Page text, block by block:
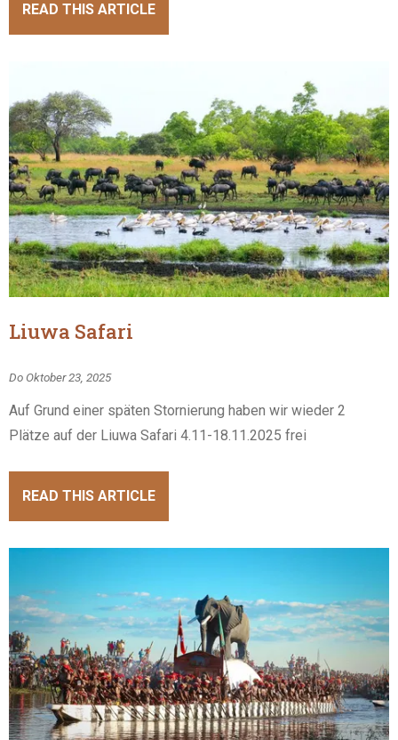
READ THIS ARTICLE
Liuwa Safari
Do Oktober 23, 2025
Auf Grund einer späten Stornierung haben wir wieder 2
Plätze auf der Liuwa Safari 4.11-18.11.2025 frei
READ THIS ARTICLE